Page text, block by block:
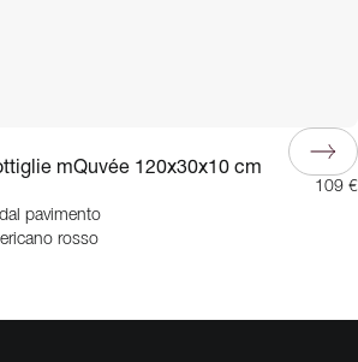
mQuvée 120x30x10 cm
pavimento
rosso
109 €